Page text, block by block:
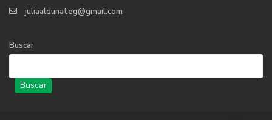
juliaaldunateg@gmail.com
Buscar
Buscar